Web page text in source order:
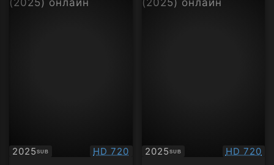
2025SUB
Субтитри Качество:
HD 720 2025SUB
Субтитри HD 720